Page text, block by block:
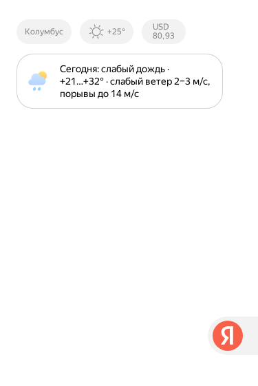
Колумбус +25°
Курсы ЦБ
РФ
USD
80,93
Сегодня: слабый дождь ·
+21⁠…⁠+32⁠° · слабый ветер 2⁠–⁠3 м⁠/⁠с,
порывы до 14 м⁠/⁠с